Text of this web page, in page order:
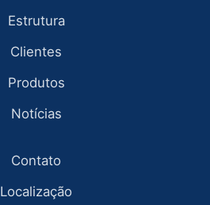
Estrutura
Clientes
Produtos
Notícias
Contato
Localização